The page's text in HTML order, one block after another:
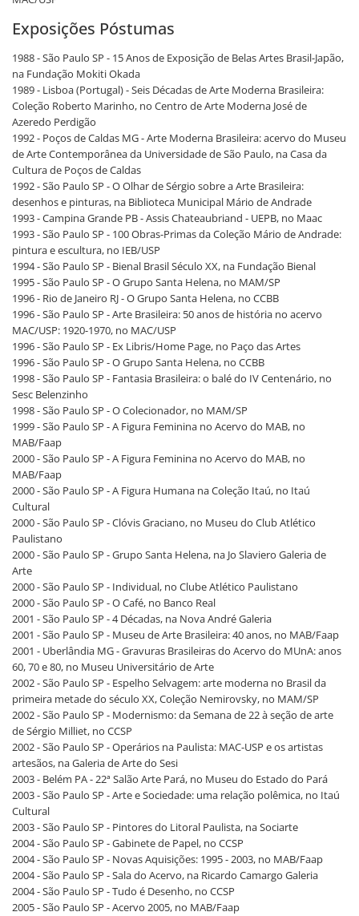
Exposições Póstumas
1988 - São Paulo SP - 15 Anos de Exposição de Belas Artes Brasil-Japão,
na Fundação Mokiti Okada
1989 - Lisboa (Portugal) - Seis Décadas de Arte Moderna Brasileira:
Coleção Roberto Marinho, no Centro de Arte Moderna José de
Azeredo Perdigão
1992 - Poços de Caldas MG - Arte Moderna Brasileira: acervo do Museu
de Arte Contemporânea da Universidade de São Paulo, na Casa da
Cultura de Poços de Caldas
1992 - São Paulo SP - O Olhar de Sérgio sobre a Arte Brasileira:
desenhos e pinturas, na Biblioteca Municipal Mário de Andrade
1993 - Campina Grande PB - Assis Chateaubriand - UEPB, no Maac
1993 - São Paulo SP - 100 Obras-Primas da Coleção Mário de Andrade:
pintura e escultura, no IEB/USP
1994 - São Paulo SP - Bienal Brasil Século XX, na Fundação Bienal
1995 - São Paulo SP - O Grupo Santa Helena, no MAM/SP
1996 - Rio de Janeiro RJ - O Grupo Santa Helena, no CCBB
1996 - São Paulo SP - Arte Brasileira: 50 anos de história no acervo
MAC/USP: 1920-1970, no MAC/USP
1996 - São Paulo SP - Ex Libris/Home Page, no Paço das Artes
1996 - São Paulo SP - O Grupo Santa Helena, no CCBB
1998 - São Paulo SP - Fantasia Brasileira: o balé do IV Centenário, no
Sesc Belenzinho
1998 - São Paulo SP - O Colecionador, no MAM/SP
1999 - São Paulo SP - A Figura Feminina no Acervo do MAB, no
MAB/Faap
2000 - São Paulo SP - A Figura Feminina no Acervo do MAB, no
MAB/Faap
2000 - São Paulo SP - A Figura Humana na Coleção Itaú, no Itaú
Cultural
2000 - São Paulo SP - Clóvis Graciano, no Museu do Club Atlético
Paulistano
2000 - São Paulo SP - Grupo Santa Helena, na Jo Slaviero Galeria de
Arte
2000 - São Paulo SP - Individual, no Clube Atlético Paulistano
2000 - São Paulo SP - O Café, no Banco Real
2001 - São Paulo SP - 4 Décadas, na Nova André Galeria
2001 - São Paulo SP - Museu de Arte Brasileira: 40 anos, no MAB/Faap
2001 - Uberlândia MG - Gravuras Brasileiras do Acervo do MUnA: anos
60, 70 e 80, no Museu Universitário de Arte
2002 - São Paulo SP - Espelho Selvagem: arte moderna no Brasil da
primeira metade do século XX, Coleção Nemirovsky, no MAM/SP
2002 - São Paulo SP - Modernismo: da Semana de 22 à seção de arte
de Sérgio Milliet, no CCSP
2002 - São Paulo SP - Operários na Paulista: MAC-USP e os artistas
artesãos, na Galeria de Arte do Sesi
2003 - Belém PA - 22ª Salão Arte Pará, no Museu do Estado do Pará
2003 - São Paulo SP - Arte e Sociedade: uma relação polêmica, no Itaú
Cultural
2003 - São Paulo SP - Pintores do Litoral Paulista, na Sociarte
2004 - São Paulo SP - Gabinete de Papel, no CCSP
2004 - São Paulo SP - Novas Aquisições: 1995 - 2003, no MAB/Faap
2004 - São Paulo SP - Sala do Acervo, na Ricardo Camargo Galeria
2004 - São Paulo SP - Tudo é Desenho, no CCSP
2005 - São Paulo SP - Acervo 2005, no MAB/Faap